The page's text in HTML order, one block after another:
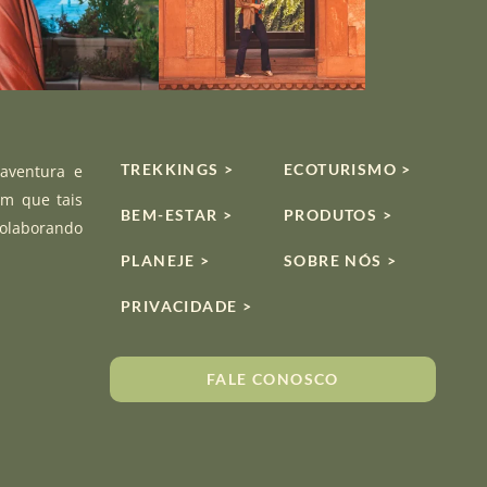
e
que tais
TREKKINGS > ECOTURISMO >
BEM-ESTAR > PRODUTOS >
PLANEJE > SOBRE NÓS >
PRIVACIDADE >
FALE CONOSCO